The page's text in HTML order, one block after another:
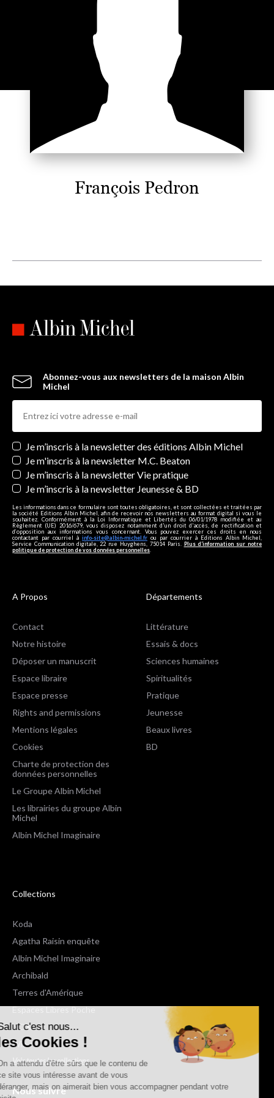
Salut c'est nous...
les Cookies !
On a attendu d'être sûrs que le contenu de
ce site vous intéresse avant de vous
déranger, mais on aimerait bien vous accompagner pendant votre
François Pedron
Abonnez-vous aux newsletters de la maison Albin
Michel
Newsletters
Je m’inscris à la newsletter des éditions Albin Michel
Je m'inscris à la newsletter M.C. Beaton
Je m’inscris à la newsletter Vie pratique
Je m’inscris à la newsletter Jeunesse & BD
Les informations dans ce formulaire sont toutes obligatoires, et sont collectées et traitées par
la société Editions Albin Michel, afin de recevoir nos newsletters au format digital si vous le
souhaitez. Conformément à la Loi Informatique et Libertés du 06/01/1978 modifiée et au
Règlement (UE) 2016/679, vous disposez notamment d'un droit d'accès, de rectification et
d’opposition aux informations vous concernant. Vous pouvez exercer ces droits en nous
contactant par courriel à info-site@albin-michel.fr ou par courrier à Editions Albin Michel,
Service Communication digitale, 22 rue Huyghens, 75014 Paris. Plus d’information sur notre
politique de protection de vos données personnelles
A Propos
Contact
Notre histoire
Déposer un manuscrit
Espace libraire
Espace presse
Rights and permissions
Mentions légales
Cookies
Charte de protection des
données personnelles
Le Groupe Albin Michel
Les librairies du groupe Albin
Michel
Albin Michel Imaginaire
Départements
Littérature
Essais & docs
Sciences humaines
Spiritualités
Pratique
Jeunesse
Beaux livres
BD
Collections
Koda
Agatha Raisin enquête
Albin Michel Imaginaire
Archibald
Terres d'Amérique
Espaces Libres Poche
NOX
Wiz
Voir toutes les collections
Nous suivre